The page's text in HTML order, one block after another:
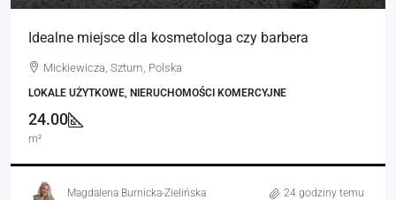
Idealne miejsce dla kosmetologa czy barbera
Mickiewicza, Sztum, Polska
LOKALE UŻYTKOWE, NIERUCHOMOŚCI KOMERCYJNE
24.00
m²
Magdalena Burnicka-Zielińska 24 godziny temu